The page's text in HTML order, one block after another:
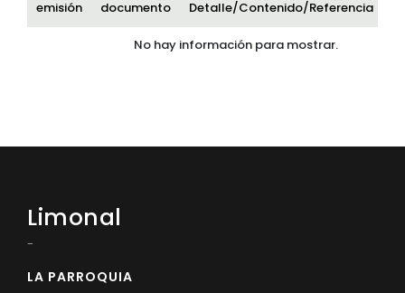
emisión
documento
Detalle/Contenido/Referencia
No hay información para mostrar.
Limonal
-
LA PARROQUIA